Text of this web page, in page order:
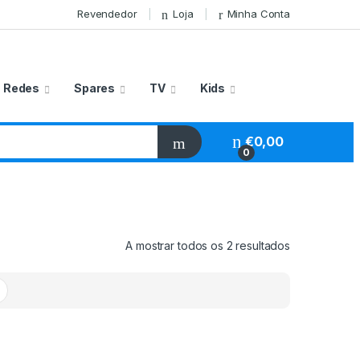
Revendedor Loja Minha Conta
Redes Spares TV Kids
0
€0,00
A mostrar todos os 2 resultados